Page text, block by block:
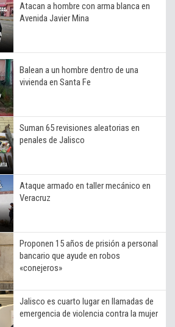
Atacan a hombre con arma blanca en
Avenida Javier Mina
Balean a un hombre dentro de una
vivienda en Santa Fe
Suman 65 revisiones aleatorias en
penales de Jalisco
Ataque armado en taller mecánico en
Veracruz
Proponen 15 años de prisión a personal
bancario que ayude en robos
«conejeros»
Jalisco es cuarto lugar en llamadas de
emergencia de violencia contra la mujer